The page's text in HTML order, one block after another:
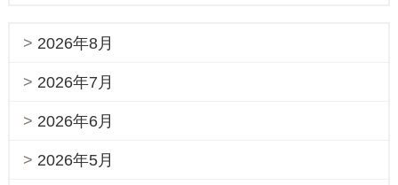
2026年8月
2026年7月
2026年6月
2026年5月